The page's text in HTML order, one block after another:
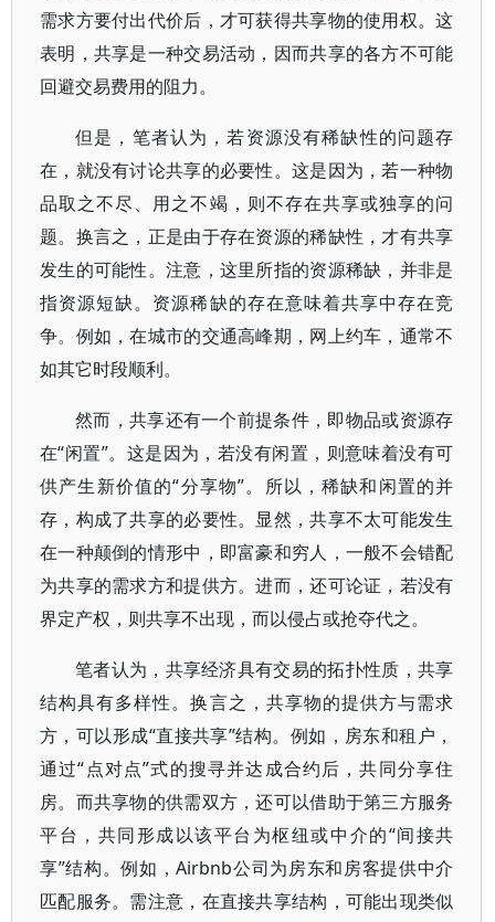
需求方要付出代价后，才可获得共享物的使用权。这
表明，共享是一种交易活动，因而共享的各方不可能
回避交易费用的阻力。
但是，笔者认为，若资源没有稀缺性的问题存
在，就没有讨论共享的必要性。这是因为，若一种物
品取之不尽、用之不竭，则不存在共享或独享的问
题。换言之，正是由于存在资源的稀缺性，才有共享
发生的可能性。注意，这里所指的资源稀缺，并非是
指资源短缺。资源稀缺的存在意味着共享中存在竞
争。例如，在城市的交通高峰期，网上约车，通常不
如其它时段顺利。
然而，共享还有一个前提条件，即物品或资源存
在“闲置”。这是因为，若没有闲置，则意味着没有可
供产生新价值的“分享物”。所以，稀缺和闲置的并
存，构成了共享的必要性。显然，共享不太可能发生
在一种颠倒的情形中，即富豪和穷人，一般不会错配
为共享的需求方和提供方。进而，还可论证，若没有
界定产权，则共享不出现，而以侵占或抢夺代之。
笔者认为，共享经济具有交易的拓扑性质，共享
结构具有多样性。换言之，共享物的提供方与需求
方，可以形成“直接共享”结构。例如，房东和租户，
通过“点对点”式的搜寻并达成合约后，共同分享住
房。而共享物的供需双方，还可以借助于第三方服务
平台，共同形成以该平台为枢纽或中介的“间接共
享”结构。例如，Airbnb公司为房东和房客提供中介
匹配服务。需注意，在直接共享结构，可能出现类似